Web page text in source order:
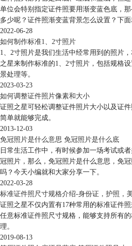
单位会特别指定证件照要用渐变蓝色底，
多少呢？证件照渐变蓝背景怎么设置？下面
2022-06-28
如何制作标准1、2寸照片
1、2寸照片是我们生活中经常用到的照片
之星来制作标准的1、2寸照片，包括规格
景处理等。
2023-03-23
如何调整证件照片像素和大小
证照之星可轻松调整证件照片大小以及证
简单就能够完成。
2013-12-03
免冠照片是什么意思 免冠照片是什么底
日常生活工作中，有时候参加一场考试或
冠照片，那么，免冠照片是什么意思，免
吗？今天小编就和大家分享一下。
2022-03-28
标准证件照尺寸规格介绍-身份证，护照，
证照之星不仅内置有17种常用的标准证件
任意标准证件照尺寸规格，能够支持所有
理。
2019-08-13